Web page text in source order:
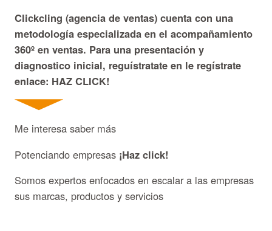
Clickcling (agencia de ventas) cuenta con una
metodología especializada en el acompañamiento
360º en ventas. Para una presentación y
diagnostico inicial, reguístratate en le regístrate
enlace: HAZ CLICK!
Me interesa saber más
Potenciando empresas ¡Haz click!
Somos expertos enfocados en escalar a las empresas
sus marcas, productos y servicios